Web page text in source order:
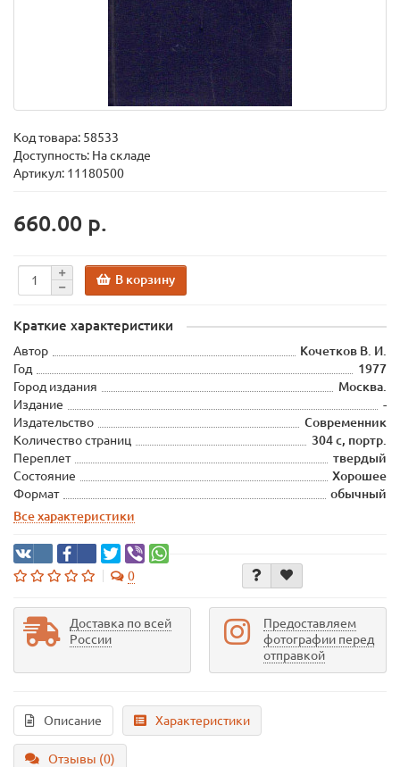
Код товара: 58533
Доступность: На складе
Артикул: 11180500
660.00 р.
В корзину
Краткие характеристики
Автор
Кочетков В. И.
Год
1977
Город издания
Москва.
Издание
-
Издательство
Современник
Количество страниц
304 с, портр.
Переплет
твердый
Состояние
Хорошее
Формат
обычный
Все характеристики
0
Доставка по всей
России
Предоставляем
фотографии перед
отправкой
Описание Характеристики
Отзывы (0)